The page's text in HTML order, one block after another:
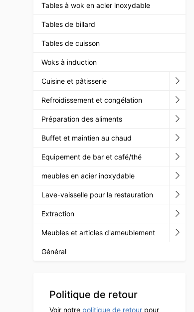
Tables à wok en acier inoxydable
Tables de billard
Tables de cuisson
Woks à induction
Cuisine et pâtisserie
Refroidissement et congélation
Préparation des aliments
Buffet et maintien au chaud
Equipement de bar et café/thé
meubles en acier inoxydable
Lave-vaisselle pour la restauration
Extraction
Meubles et articles d'ameublement
Général
Politique de retour
Voir notre politique de retour pour